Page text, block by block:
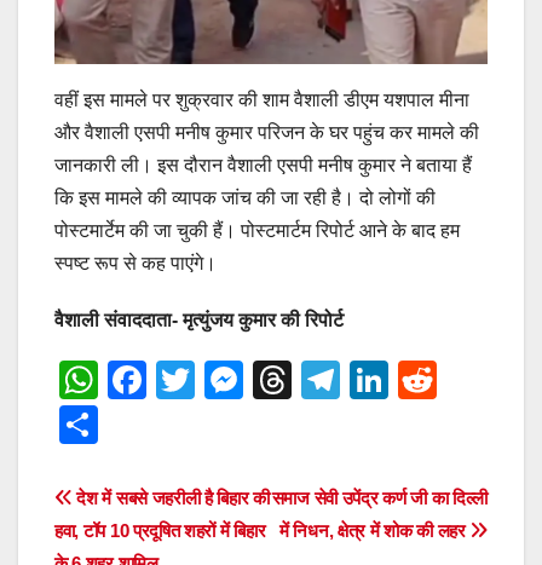
वहीं इस मामले पर शुक्रवार की शाम वैशाली डीएम यशपाल मीना
और वैशाली एसपी मनीष कुमार परिजन के घर पहुंच कर मामले की
जानकारी ली। इस दौरान वैशाली एसपी मनीष कुमार ने बताया हैं
कि इस मामले की व्यापक जांच की जा रही है। दो लोगों की
पोस्टमार्टेम की जा चुकी हैं। पोस्टमार्टम रिपोर्ट आने के बाद हम
स्पष्ट रूप से कह पाएंगे।
वैशाली संवाददाता- मृत्युंजय कुमार की रिपोर्ट
W
s
A
F
e
b
T
er
M
e
n
T
a
d
T
gr
a
Li
e
dI
di
t
ar
e
Post
navigation
समाज सेवी उपेंद्र कर्ण जी का दिल्ली
में निधन, क्षेत्र में शोक की लहर
देश में सबसे जहरीली है बिहार की
हवा, टॉप 10 प्रदूषित शहरों में बिहार